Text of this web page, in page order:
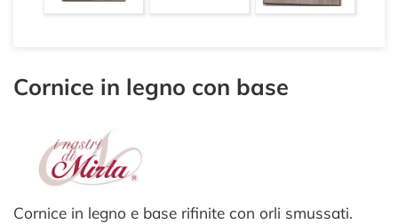
Cornice in legno con base
Cornice in legno e base rifinite con orli smussati.